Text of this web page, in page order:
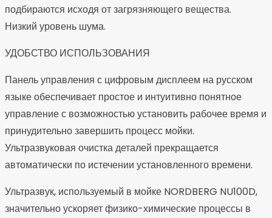
подбираются исходя от загрязняющего вещества.
Низкий уровень шума.
УДОБСТВО ИСПОЛЬЗОВАНИЯ
Панель управления с цифровым дисплеем на русском
языке обеспечивает простое и интуитивно понятное
управление с возможностью установить рабочее время и
принудительно завершить процесс мойки.
Ультразвуковая очистка деталей прекращается
автоматически по истечении установленного времени.
Ультразвук, используемый в мойке NORDBERG NU100D,
значительно ускоряет физико-химические процессы в